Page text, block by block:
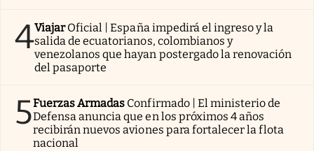
4Viajar Oficial | España impedirá el ingreso y la
salida de ecuatorianos, colombianos y
venezolanos que hayan postergado la renovación
del pasaporte
5Fuerzas Armadas Confirmado | El ministerio de
Defensa anuncia que en los próximos 4 años
recibirán nuevos aviones para fortalecer la flota
nacional